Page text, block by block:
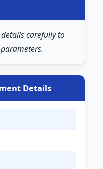
carefully to
Details